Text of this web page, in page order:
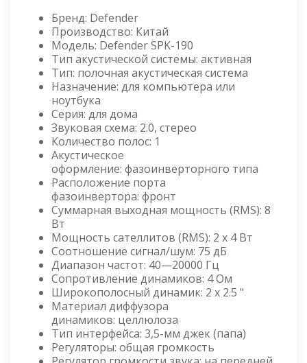
Бренд: Defender
Производство: Китай
Модель: Defender SPK-190
Тип акустической системы: активная
Тип: полочная акустическая система
Назначение: для компьютера или
ноутбука
Серия: для дома
Звуковая схема: 2.0, стерео
Количество полос: 1
Акустическое
оформление: фазоинверторного типа
Расположение порта
фазоинвертора: фронт
Суммарная выходная мощность (RMS): 8
Вт
Мощность сателлитов (RMS): 2 x 4 Вт
Соотношение сигнал/шум: 75 дБ
Диапазон частот: 40—20000 Гц
Сопротивление динамиков: 4 Ом
Широкополосный динамик: 2 х 2.5 "
Материал диффузора
динамиков: целлюлоза
Тип интерфейса: 3,5-мм джек (папа)
Регуляторы: общая громкость